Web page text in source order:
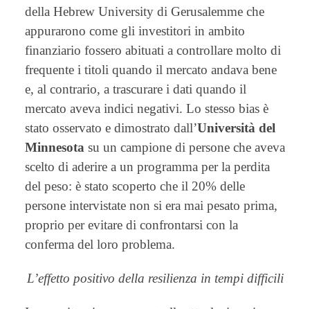
della Hebrew University di Gerusalemme che
appurarono come gli investitori in ambito
finanziario fossero abituati a controllare molto di
frequente i titoli quando il mercato andava bene
e, al contrario, a trascurare i dati quando il
mercato aveva indici negativi. Lo stesso bias è
stato osservato e dimostrato dall’Università del
Minnesota su un campione di persone che aveva
scelto di aderire a un programma per la perdita
del peso: è stato scoperto che il 20% delle
persone intervistate non si era mai pesato prima,
proprio per evitare di confrontarsi con la
conferma del loro problema.
L’effetto positivo della resilienza in tempi difficili